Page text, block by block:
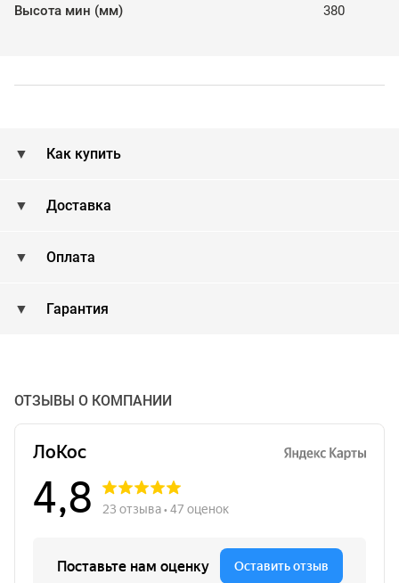
Высота мин (мм) 380
Как купить
Доставка
Оплата
Гарантия
ОТЗЫВЫ О КОМПАНИИ